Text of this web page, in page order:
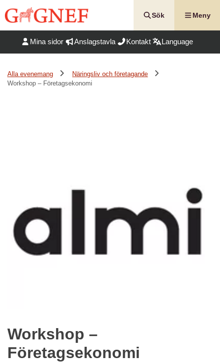
till
Sök Meny
Mina sidor Anslagstavla Kontakt Language
Alla evenemang
Näringsliv och företagande
Workshop – Företagsekonomi
Workshop –
Företagsekonomi